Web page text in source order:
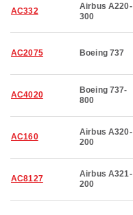
AC332
Airbus A220-
300
AC2075 Boeing 737
AC4020
Boeing 737-
800
AC160
Airbus A320-
200
AC8127
Airbus A321-
200